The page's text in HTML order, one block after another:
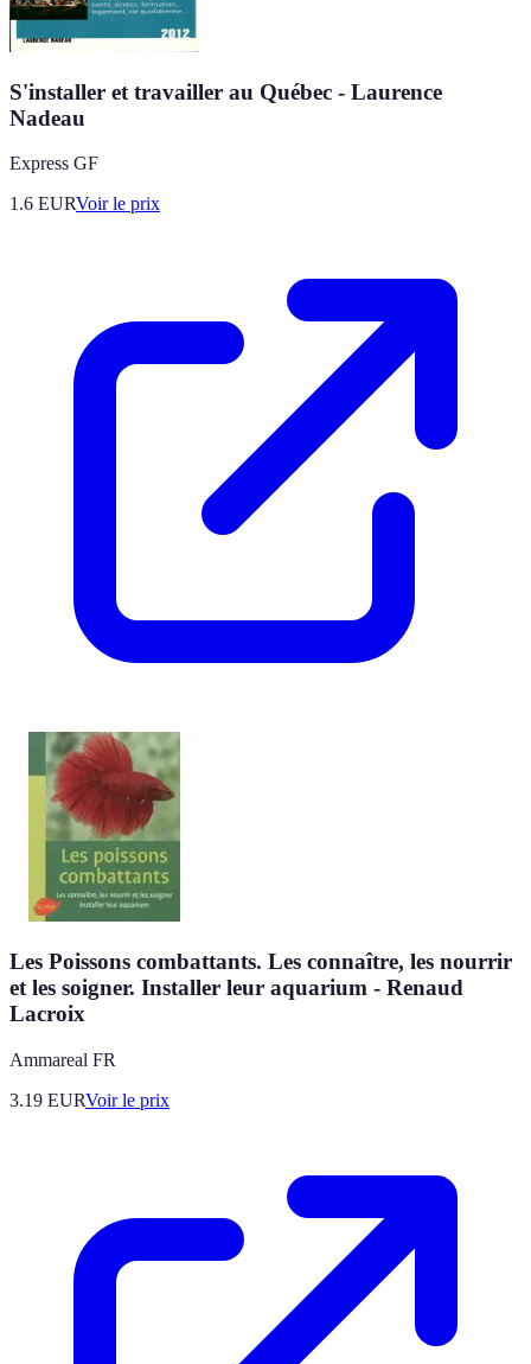
S'installer et travailler au Québec - Laurence
Nadeau
Express GF
1.6 EURVoir le prix
Les Poissons combattants. Les connaître, les nourrir
et les soigner. Installer leur aquarium - Renaud
Lacroix
Ammareal FR
3.19 EURVoir le prix